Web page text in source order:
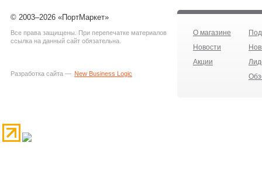
© 2003–2026 «ПортМаркет»
Все права защищены. При перепечатке материалов
ссылка на данный сайт обязательна.
Разработка сайта — New Business Logic
О магазине
Новости
Акции